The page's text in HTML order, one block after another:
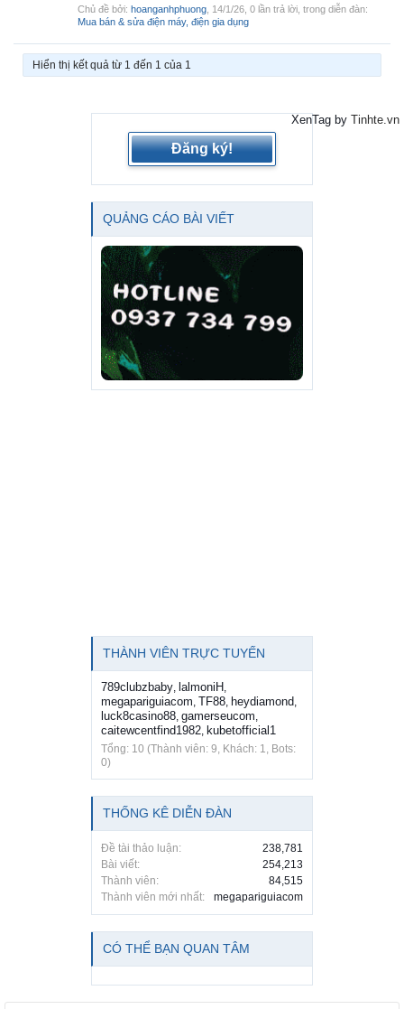
Chủ đề bởi: hoanganhphuong 14/1/26 , 0 lần trả lời, trong diễn đàn:
Mua bán & sửa điện máy, điện gia dụng
Hiển thị kết quả từ 1 đến 1 của 1
XenTag by Tinhte.vn
Đăng ký!
QUẢNG CÁO BÀI VIẾT
THÀNH VIÊN TRỰC TUYẾN
789clubzbaby, lalmoniH,
megapariguiacom, TF88, heydiamond,
luck8casino88, gamerseucom,
caitewcentfind1982, kubetofficial1
Tổng: 10 (Thành viên: 9, Khách: 1, Bots:
0)
THỐNG KÊ DIỄN ĐÀN
Đề tài thảo luận:
238,781
Bài viết:
254,213
Thành viên:
84,515
Thành viên mới nhất:
megapariguiacom
CÓ THỂ BẠN QUAN TÂM